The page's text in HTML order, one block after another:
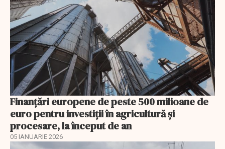
Finanţări europene de peste 500 milioane de
euro pentru investiţii în agricultură şi
procesare, la început de an
05 IANUARIE 2026